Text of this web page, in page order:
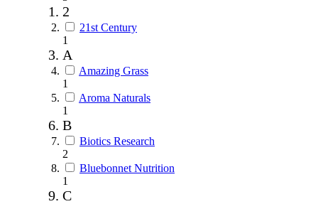
2
21st Century
1
A
Amazing Grass
1
Aroma Naturals
1
B
Biotics Research
2
Bluebonnet Nutrition
1
C